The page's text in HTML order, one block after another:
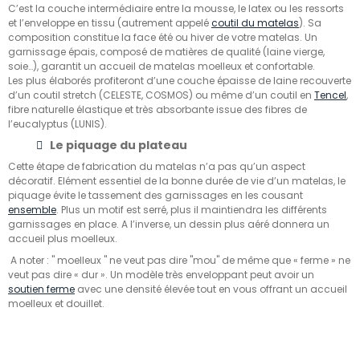
C’est la couche intermédiaire entre la mousse, le latex ou les ressorts
et l’enveloppe en tissu (autrement appelécoutil du matelas). Sa
composition constitue la face été ou hiver de votre matelas. Un
garnissage épais, composé de matières de qualité (laine vierge,
soie…), garantit un accueil de matelas moelleux et confortable.
Les plus élaborés profiteront d’une couche épaisse de laine recouverte
d’un coutil stretch (CELESTE, COSMOS) ou même d’un coutil en Tencel,
fibre naturelle élastique et très absorbante issue des fibres de
l’eucalyptus (LUNIS).
Le piquage du plateau
Cette étape de fabrication du matelas n’a pas qu’un aspect
décoratif. Elément essentiel de la bonne durée de vie d’un matelas, le
piquage évite le tassement des garnissages en les cousant
ensemble. Plus un motif est serré, plus il maintiendra les différents
garnissages en place. A l’inverse, un dessin plus aéré donnera un
accueil plus moelleux.
A noter : " moelleux " ne veut pas dire "mou" de même que « ferme » ne
veut pas dire « dur ». Un modèle très enveloppant peut avoir un
soutien ferme avec une densité élevée tout en vous offrant un accueil
moelleux et douillet.